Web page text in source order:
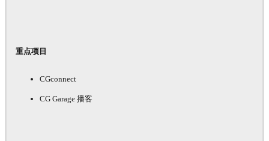
重点项目
CGconnect
CG Garage 播客